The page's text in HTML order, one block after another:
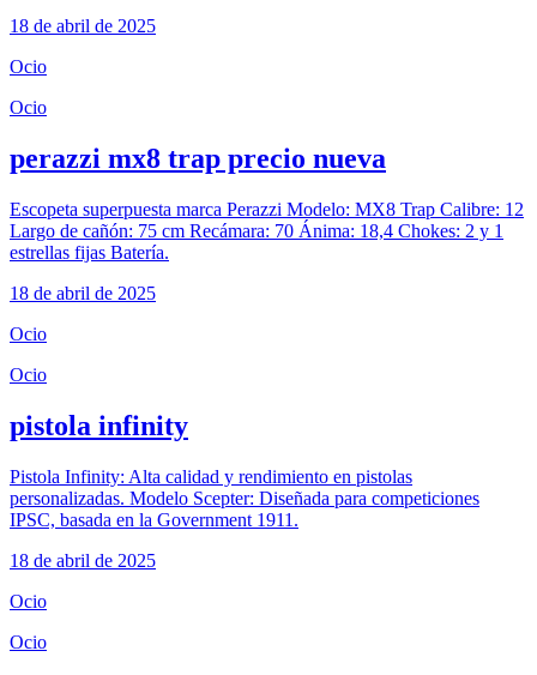
18 de abril de 2025
Ocio
Ocio
perazzi mx8 trap precio nueva
Escopeta superpuesta marca Perazzi Modelo: MX8 Trap Calibre: 12
Largo de cañón: 75 cm Recámara: 70 Ánima: 18,4 Chokes: 2 y 1
estrellas fijas Batería.
18 de abril de 2025
Ocio
Ocio
pistola infinity
Pistola Infinity: Alta calidad y rendimiento en pistolas
personalizadas. Modelo Scepter: Diseñada para competiciones
IPSC, basada en la Government 1911.
18 de abril de 2025
Ocio
Ocio